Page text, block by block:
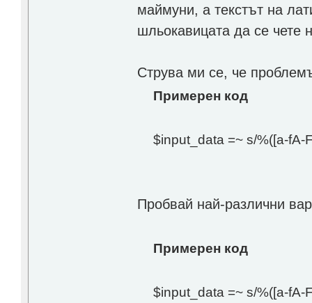
маймуни, а текстът на
шльокавицата да се чете
Струва ми се, че
Примерен код
$input_data =~ s/%([a-fA-
Пробвай най-различни
Примерен код
$input_data =~ s/%([a-fA-